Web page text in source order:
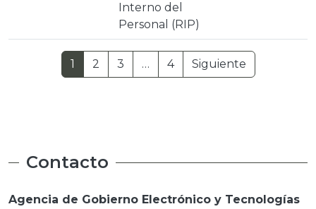
Interno del
Personal (RIP)
Paginación
1 2 3 … 4Última página
SiguienteSiguiente
Contacto
Agencia de Gobierno Electrónico y Tecnologías